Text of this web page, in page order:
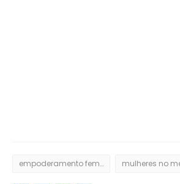
empoderamento feminino